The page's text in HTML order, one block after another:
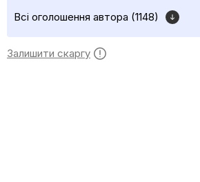
Всі оголошення автора (1148)
Залишити скаргу